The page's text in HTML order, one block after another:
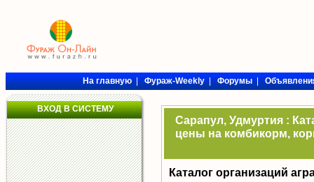
На главную|Фураж-Weekly|Форумы|
ВХОД В СИСТЕМУ
Сарапул, Удмуртия :
цены на комбикорм,
Каталог организаций